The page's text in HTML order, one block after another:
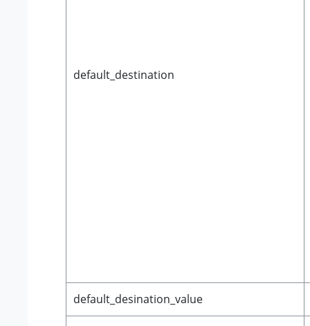
default_destination
default_desination_value